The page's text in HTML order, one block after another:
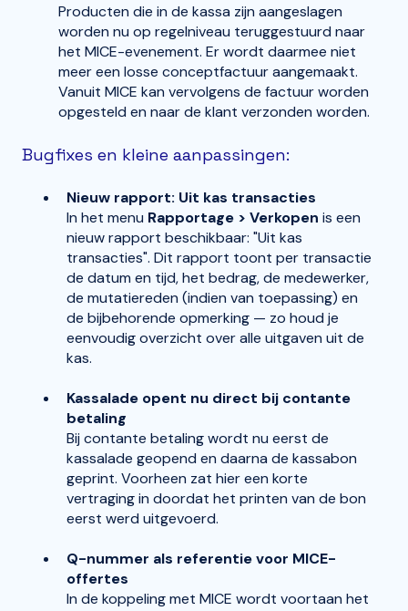
Producten die in de kassa zijn aangeslagen
worden nu op regelniveau teruggestuurd naar
het MICE-evenement. Er wordt daarmee niet
meer een losse conceptfactuur aangemaakt.
Vanuit MICE kan vervolgens de factuur worden
opgesteld en naar de klant verzonden worden.
Bugfixes en kleine aanpassingen:
Nieuw rapport: Uit kas transacties
In het menu Rapportage > Verkopen is een
nieuw rapport beschikbaar: "Uit kas
transacties". Dit rapport toont per transactie
de datum en tijd, het bedrag, de medewerker,
de mutatiereden (indien van toepassing) en
de bijbehorende opmerking — zo houd je
eenvoudig overzicht over alle uitgaven uit de
kas.
Kassalade opent nu direct bij contante
betaling
Bij contante betaling wordt nu eerst de
kassalade geopend en daarna de kassabon
geprint. Voorheen zat hier een korte
vertraging in doordat het printen van de bon
eerst werd uitgevoerd.
Q-nummer als referentie voor MICE-
offertes
In de koppeling met MICE wordt voortaan het